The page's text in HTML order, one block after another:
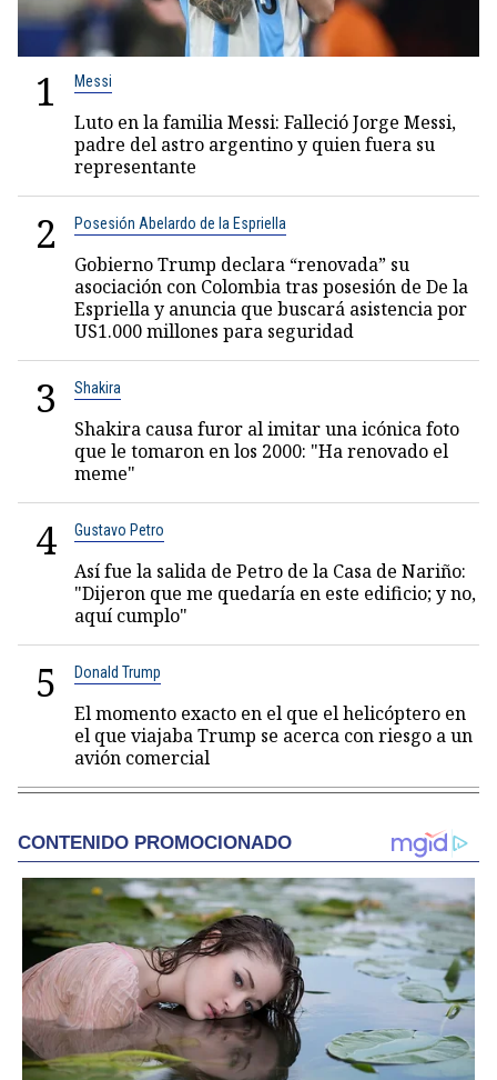
1 Messi
Luto en la familia Messi: Falleció Jorge Messi,
padre del astro argentino y quien fuera su
representante
2 Posesión Abelardo de la Espriella
Gobierno Trump declara “renovada” su
asociación con Colombia tras posesión de De la
Espriella y anuncia que buscará asistencia por
US1.000 millones para seguridad
3 Shakira
Shakira causa furor al imitar una icónica foto
que le tomaron en los 2000: "Ha renovado el
meme"
4 Gustavo Petro
Así fue la salida de Petro de la Casa de Nariño:
"Dijeron que me quedaría en este edificio; y no,
aquí cumplo"
5 Donald Trump
El momento exacto en el que el helicóptero en
el que viajaba Trump se acerca con riesgo a un
avión comercial